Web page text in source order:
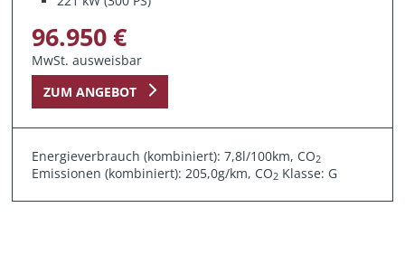
96.950 €
MwSt. ausweisbar
ZUM ANGEBOT
Energieverbrauch (kombiniert): 7,8l/100km, CO2
Emissionen (kombiniert): 205,0g/km, CO2 Klasse: G